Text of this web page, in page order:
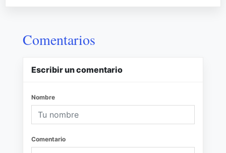
Comentarios
Escribir un comentario
Nombre
Comentario